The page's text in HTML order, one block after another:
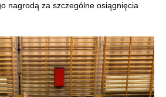
nagrodą za szczególne osiągnięcia